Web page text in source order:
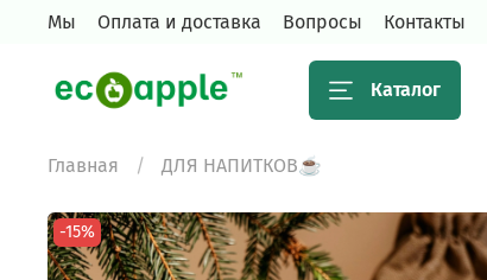
Мы Оплата и доставка Вопросы Контакты
Каталог
Главная ДЛЯ НАПИТКОВ☕️
-15%